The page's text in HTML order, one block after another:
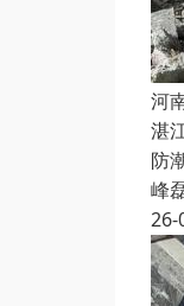
河
湛
防
峰
26-